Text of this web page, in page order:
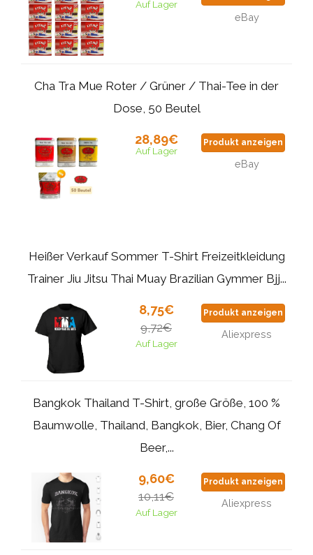
Auf Lager
eBay
Cha Tra Mue Roter / Grüner / Thai-Tee in der
Dose, 50 Beutel
28,89€
Auf Lager
Produkt anzeigen
eBay
Heißer Verkauf Sommer T-Shirt Freizeitkleidung
Trainer Jiu Jitsu Thai Muay Brazilian Gymmer Bjj...
8,75€
9,72€
Auf Lager
Produkt anzeigen
Aliexpress
Bangkok Thailand T-Shirt, große Größe, 100 %
Baumwolle, Thailand, Bangkok, Bier, Chang Of
Beer,...
9,60€
10,11€
Auf Lager
Produkt anzeigen
Aliexpress